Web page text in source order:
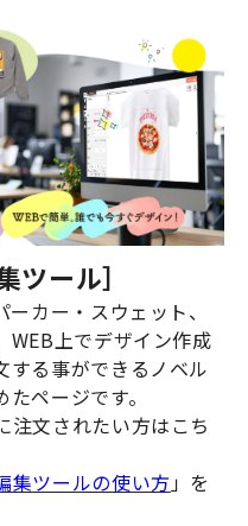
ツール］
カー・スウェット、
WEB上でデザイン作成
する事ができるノベル
ページです。
注文されたい方はこち
集ツールの使い方」を